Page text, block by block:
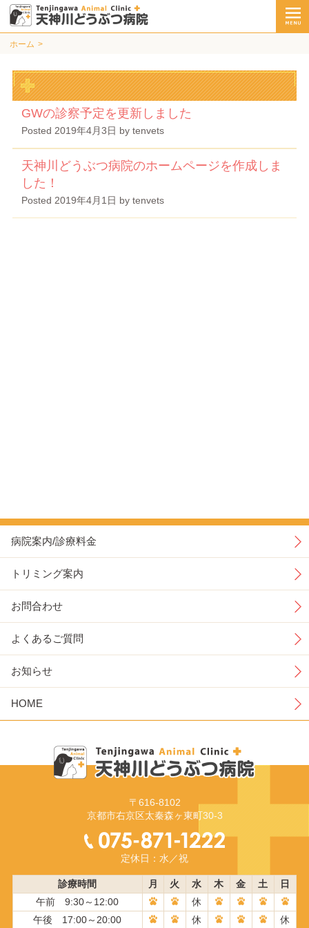
ホーム
GWの診察予定を更新しました
Posted 2019年4月3日 by tenvets
天神川どうぶつ病院のホームページを作成しま
した！
Posted 2019年4月1日 by tenvets
病院案内/診療料金
トリミング案内
お問合わせ
よくあるご質問
お知らせ
HOME
〒616-8102
京都市右京区太秦森ヶ東町30-3
定休日：水／祝
診療時間 月 火 水 木 金 土
日
午前 9:30～12:00
休
午後 17:00～20:00
休 休